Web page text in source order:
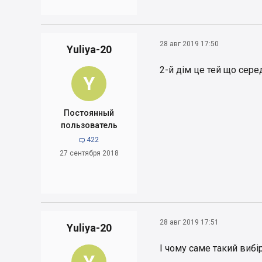
Yuliya-20
Y
Постоянный
пользователь
 422
27 сентября 2018
28 авг 2019 17:50
2-й дім це тей що
Yuliya-20 28 авг 2019 17:51
І чому саме такий